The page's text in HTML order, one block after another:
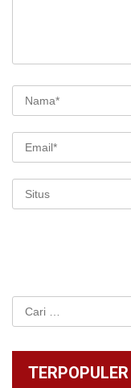
Cari
untuk:
TERPOPULER